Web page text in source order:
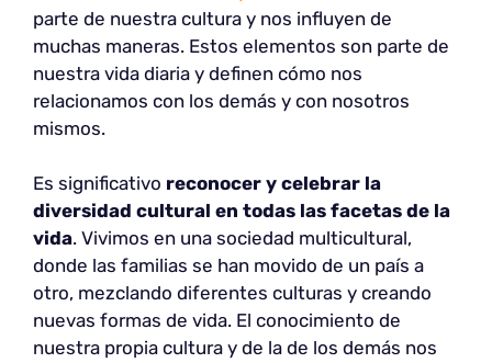
parte de nuestra cultura y nos influyen de
muchas maneras. Estos elementos son parte de
nuestra vida diaria y definen cómo nos
relacionamos con los demás y con nosotros
mismos.
Es significativo reconocer y celebrar la
diversidad cultural en todas las facetas de la
vida. Vivimos en una sociedad multicultural,
donde las familias se han movido de un país a
otro, mezclando diferentes culturas y creando
nuevas formas de vida. El conocimiento de
nuestra propia cultura y de la de los demás nos